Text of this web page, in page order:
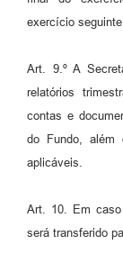
exercício seguinte.
Art. 9.º A
relatórios
contas e
do Fundo, além
aplicáveis.
Art. 10. Em
será transferido